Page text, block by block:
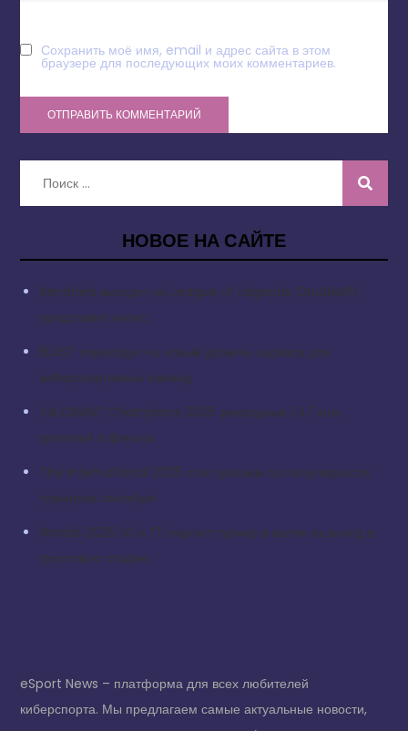
Сохранить моё имя, email и адрес сайта в этом
браузере для последующих моих комментариев.
НОВОЕ НА САЙТЕ
Sentinels выходят на League of Legends: Doublelift
представил анонс
BLAST переходит на новый уровень сервиса для
киберспортивных команд
VALORANT Champions 2025: рекордные 1,47 млн
зрителей в финале
The International 2025 стал третьим по популярности
турниром сентября
Worlds 2025: IG и T1 откроют турнир в матче за выход в
групповую стадию
eSport News – платформа для всех любителей
киберспорта. Мы предлагаем самые актуальные новости,